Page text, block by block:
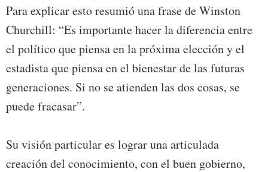
Para explicar esto resumió una frase de Winston
Churchill: “Es importante hacer la diferencia entre
el político que piensa en la próxima elección y el
estadista que piensa en el bienestar de las futuras
generaciones. Si no se atienden las dos cosas, se
puede fracasar”.
Su visión particular es lograr una articulada
creación del conocimiento, con el buen gobierno,